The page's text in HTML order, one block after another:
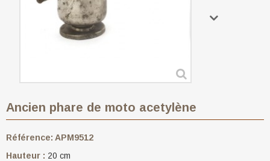
Ancien phare de moto acetylène
Référence: APM9512
Hauteur : 20 cm